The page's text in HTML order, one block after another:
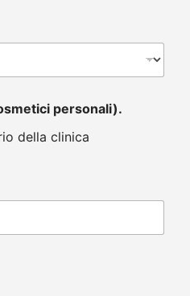
personali).
della clinica